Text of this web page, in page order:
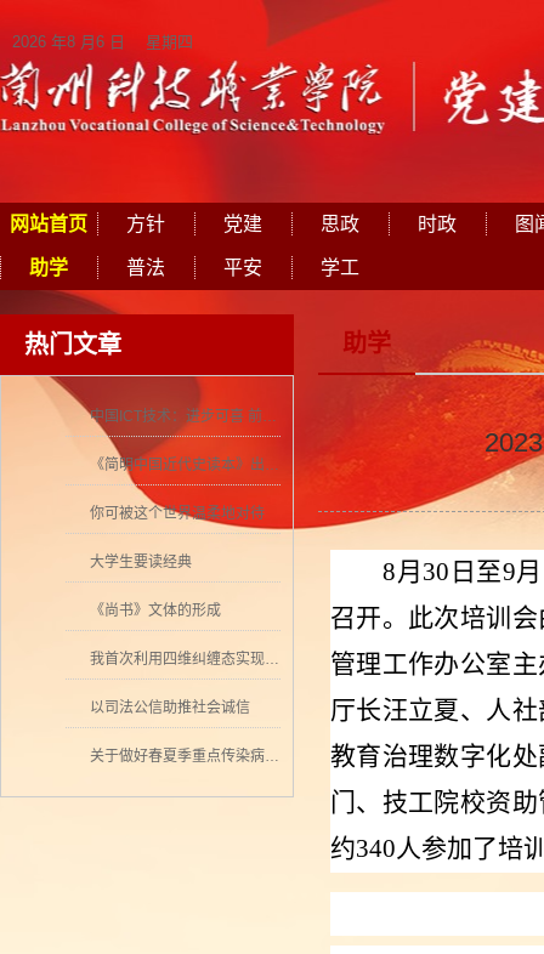
2026 年8 月6 日 星期四
网站首页 方针 党建 思政 时政 图
助学 普法 平安 学工
热门文章
中国ICT技术：进步可喜 前景可期
《简明中国近代史读本》出版 历史学者张海鹏领衔撰写
你可被这个世界温柔地对待
大学生要读经典
《尚书》文体的形成
我首次利用四维纠缠态实现量子密集编码
以司法公信助推社会诚信
关于做好春夏季重点传染病防控工作的通知
助学
8月 30 日至9月
召开。此次培训
管理工作办公室
厅长汪立夏、人
教育治理数字化
门、技工院校资
约340人参加了培